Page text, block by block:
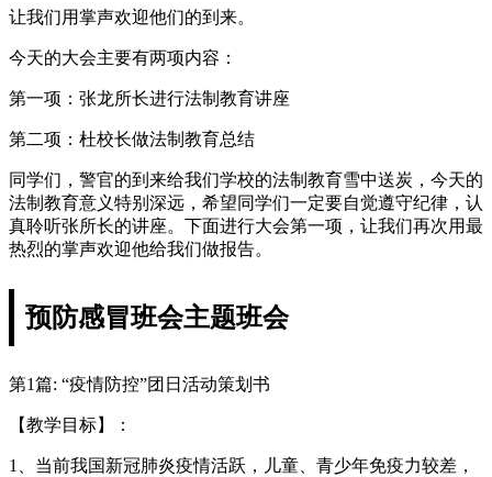
让我们用掌声欢迎他们的到来。
今天的大会主要有两项内容：
第一项：张龙所长进行法制教育讲座
第二项：杜校长做法制教育总结
同学们，警官的到来给我们学校的法制教育雪中送炭，今天的
法制教育意义特别深远，希望同学们一定要自觉遵守纪律，认
真聆听张所长的讲座。下面进行大会第一项，让我们再次用最
热烈的掌声欢迎他给我们做报告。
预防感冒班会主题班会
第1篇: “疫情防控”团日活动策划书
【教学目标】：
1、当前我国新冠肺炎疫情活跃，儿童、青少年免疫力较差，